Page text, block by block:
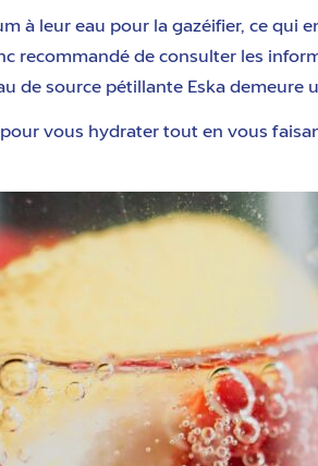
à leur eau pour la gazéifier, ce qui
recommandé de consulter les
de source pétillante Eska demeure
vous hydrater tout en vous